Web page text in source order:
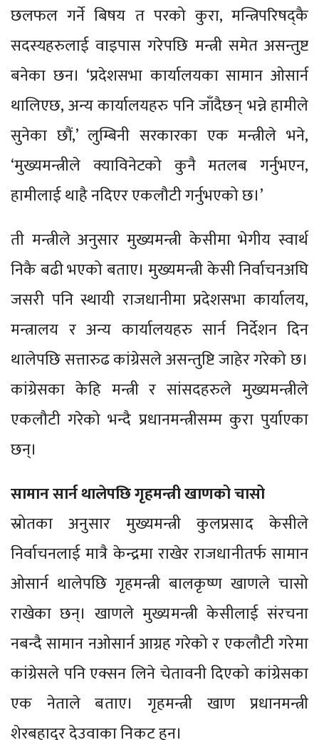
छलफल गर्ने बिषय त परको कुरा, मन्त्रिपरिषद्कै
सदस्यहरुलाई वाइपास गरेपछि मन्त्री समेत असन्तुष्ट
बनेका छन। ‘प्रदेशसभा कार्यालयका सामान ओसार्न
थालिएछ, अन्य कार्यालयहरु पनि जाँदैछन् भन्ने हामीले
सुनेका छौं,’ लुम्बिनी सरकारका एक मन्त्रीले भने,
‘मुख्यमन्त्रीले क्याविनेटको कुनै मतलब गर्नुभएन,
हामीलाई थाहै नदिएर एकलौटी गर्नुभएको छ।’
ती मन्त्रीले अनुसार मुख्यमन्त्री केसीमा भेगीय स्वार्थ
निकै बढी भएको बताए। मुख्यमन्त्री केसी निर्वाचनअघि
जसरी पनि स्थायी राजधानीमा प्रदेशसभा कार्यालय,
मन्त्रालय र अन्य कार्यालयहरु सार्न निर्देशन दिन
थालेपछि सत्तारुढ कांग्रेसले असन्तुष्टि जाहेर गरेको छ।
कांग्रेसका केहि मन्त्री र सांसदहरुले मुख्यमन्त्रीले
एकलौटी गरेको भन्दै प्रधानमन्त्रीसम्म कुरा पुर्याएका
छन्।
सामान सार्न थालेपछि गृहमन्त्री खाणको चासो
स्रोतका अनुसार मुख्यमन्त्री कुलप्रसाद केसीले
निर्वाचनलाई मात्रै केन्द्रमा राखेर राजधानीतर्फ सामान
ओसार्न थालेपछि गृहमन्त्री बालकृष्ण खाणले चासो
राखेका छन्। खाणले मुख्यमन्त्री केसीलाई संरचना
नबन्दै सामान नओसार्न आग्रह गरेको र एकलौटी गरेमा
कांग्रेसले पनि एक्सन लिने चेतावनी दिएको कांग्रेसका
एक नेताले बताए। गृहमन्त्री खाण प्रधानमन्त्री
शेरबहादुर देउवाका निकट हुन।